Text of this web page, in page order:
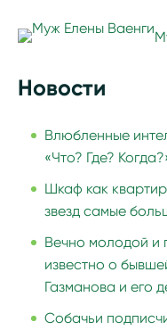
Новости
Влюбленные
«Что? Где?
Шкаф как
звезд самые
Вечно молодой и
известно о
Газманова и его
Собачьи